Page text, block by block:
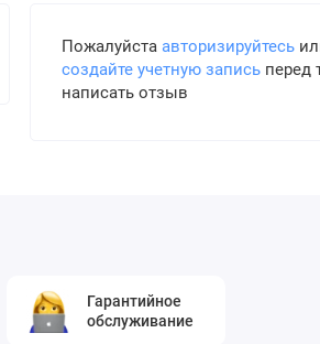
Пожалуйста авторизируйтесь
создайте учетную записьперед
написать отзыв
Гарантийное
обслуживание